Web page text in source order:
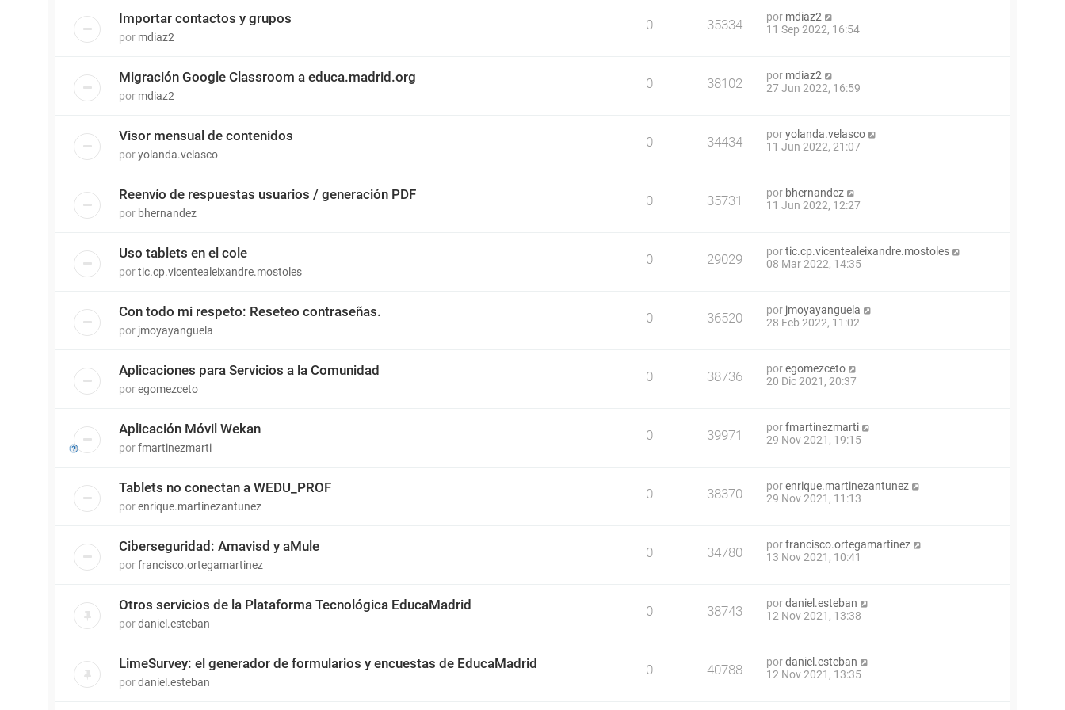
Importar contactos y grupos
por mdiaz2
0 35334 por mdiaz2
11 Sep 2022, 16:54
Migración Google Classroom a educa.madrid.org
por mdiaz2
0 38102 por mdiaz2
27 Jun 2022, 16:59
Visor mensual de contenidos
poryolanda.velasco
0 34434 poryolanda.velasco
11 Jun 2022, 21:07
Reenvío de respuestas usuarios / generación PDF
por bhernandez
0 35731 por bhernandez
11 Jun 2022, 12:27
Uso tablets en el cole
portic.cp.vicentealeixandre.mostoles
0 29029 portic.cp.vicentealeixandre.mostoles
08 Mar 2022, 14:35
Con todo mi respeto: Reseteo contraseñas.
por jmoyayanguela
0 36520 por jmoyayanguela
28 Feb 2022, 11:02
Aplicaciones para Servicios a la Comunidad
poregomezceto
0 38736 poregomezceto
20 Dic 2021, 20:37
Aplicación Móvil Wekan
porfmartinezmarti
0 39971 porfmartinezmarti
29 Nov 2021, 19:15
Tablets no conectan a WEDU_PROF
porenrique.martinezantunez
0 38370 porenrique.martinezantunez
29 Nov 2021, 11:13
Ciberseguridad: Amavisd y aMule
porfrancisco.ortegamartinez
0 34780 porfrancisco.ortegamartinez
13 Nov 2021, 10:41
Otros servicios de la Plataforma Tecnológica EducaMadrid
pordaniel.esteban
0 38743 pordaniel.esteban
12 Nov 2021, 13:38
LimeSurvey: el generador de formularios y encuestas de EducaMadrid
pordaniel.esteban
0 40788 pordaniel.esteban
12 Nov 2021, 13:35